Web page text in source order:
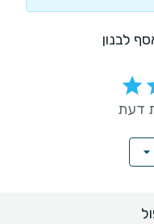
לבנון